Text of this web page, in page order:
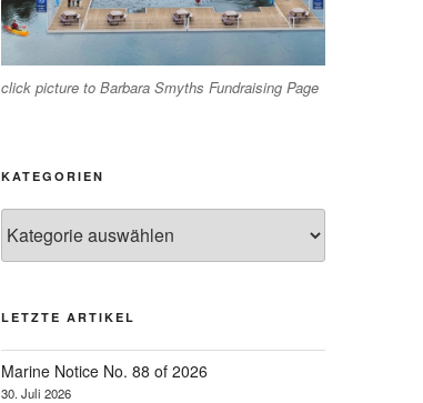
click picture to Barbara Smyths Fundraising Page
KATEGORIEN
LETZTE ARTIKEL
Marine Notice No. 88 of 2026
30. Juli 2026